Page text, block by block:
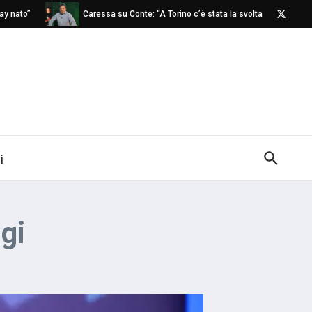
Caressa su Conte: “A Torino c’è stata la svolta”